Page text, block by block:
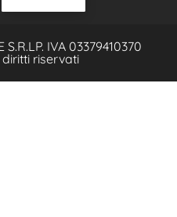
S.R.LP. IVA 03379410370
riservati